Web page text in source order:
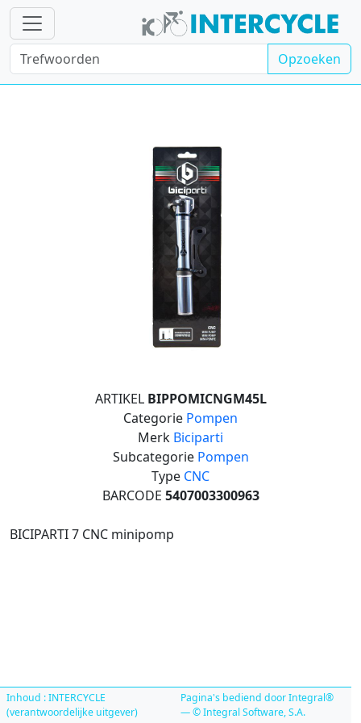
Opzoeken
ARTIKEL BIPPOMICNGM45L
Categorie Pompen
Merk Biciparti
Subcategorie Pompen
Type CNC
BARCODE 5407003300963
BICIPARTI 7 CNC minipomp
Inhoud : INTERCYCLE
(verantwoordelijke uitgever)
Pagina's bediend door Integral®
— © Integral Software, S.A.